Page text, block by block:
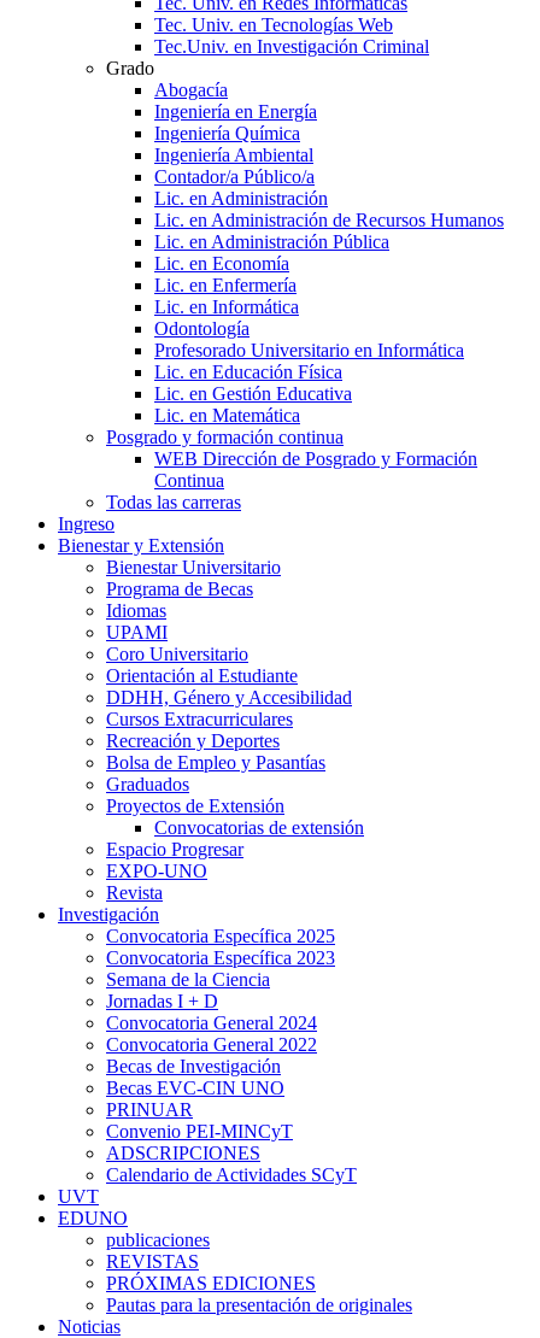
Tec. Univ. en Tecnologías Web
Tec.Univ. en Investigación Criminal
Grado
Abogacía
Ingeniería en Energía
Ingeniería Química
Ingeniería Ambiental
Contador/a Público/a
Lic. en Administración
Lic. en Administración de Recursos Humanos
Lic. en Administración Pública
Lic. en Economía
Lic. en Enfermería
Lic. en Informática
Odontología
Profesorado Universitario en Informática
Lic. en Educación Física
Lic. en Gestión Educativa
Lic. en Matemática
Posgrado y formación continua
WEB Dirección de Posgrado y Formación
Continua
Todas las carreras
Ingreso
Bienestar y Extensión
Bienestar Universitario
Programa de Becas
Idiomas
UPAMI
Coro Universitario
Orientación al Estudiante
DDHH, Género y Accesibilidad
Cursos Extracurriculares
Recreación y Deportes
Bolsa de Empleo y Pasantías
Graduados
Proyectos de Extensión
Convocatorias de extensión
Espacio Progresar
EXPO-UNO
Revista
Investigación
Convocatoria Específica 2025
Convocatoria Específica 2023
Semana de la Ciencia
Jornadas I + D
Convocatoria General 2024
Convocatoria General 2022
Becas de Investigación
Becas EVC-CIN UNO
PRINUAR
Convenio PEI-MINCyT
ADSCRIPCIONES
Calendario de Actividades SCyT
UVT
EDUNO
publicaciones
REVISTAS
PRÓXIMAS EDICIONES
Pautas para la presentación de originales
Noticias